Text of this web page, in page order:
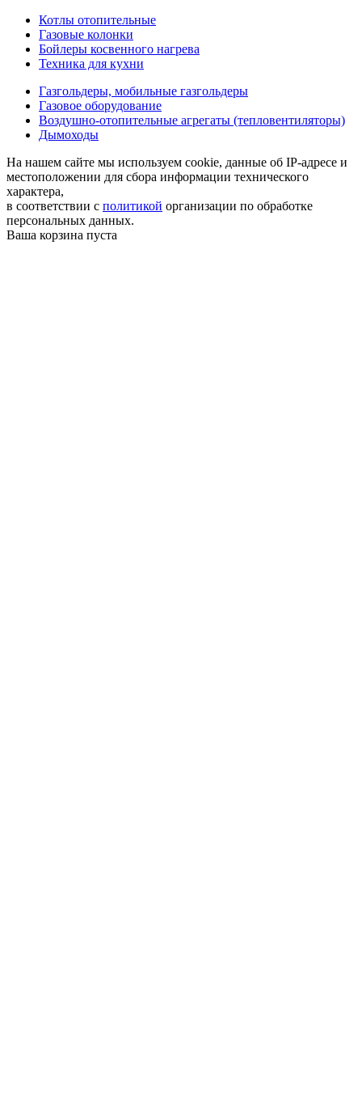
Котлы отопительные
Газовые колонки
Бойлеры косвенного нагрева
Техника для кухни
Газгольдеры, мобильные газгольдеры
Газовое оборудование
Воздушно-отопительные агрегаты (тепловентиляторы)
Дымоходы
На нашем сайте мы используем cookie, данные об IP-адресе и
местоположении для сбора информации технического
характера,
в соответствии с политикой организации по обработке
персональных данных.
Ваша корзина пуста